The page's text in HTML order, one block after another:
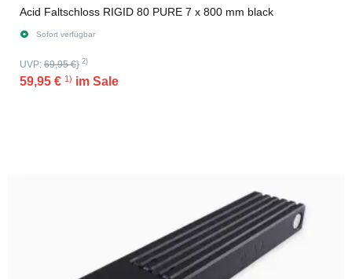
Acid Faltschloss RIGID 80 PURE 7 x 800 mm black
Sofort verfügbar
UVP: 69,95 €} 2)
59,95 € 1) im Sale